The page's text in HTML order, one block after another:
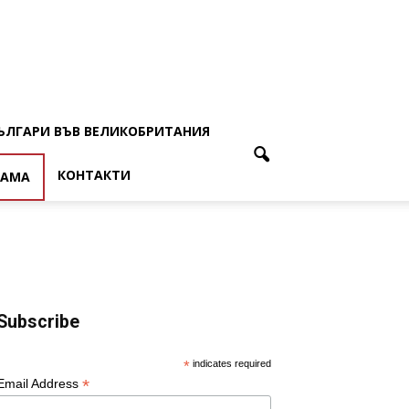
ВЪВ ВЕЛИКОБРИТАНИЯ
КОНТАКТИ
* indicates required
Address *